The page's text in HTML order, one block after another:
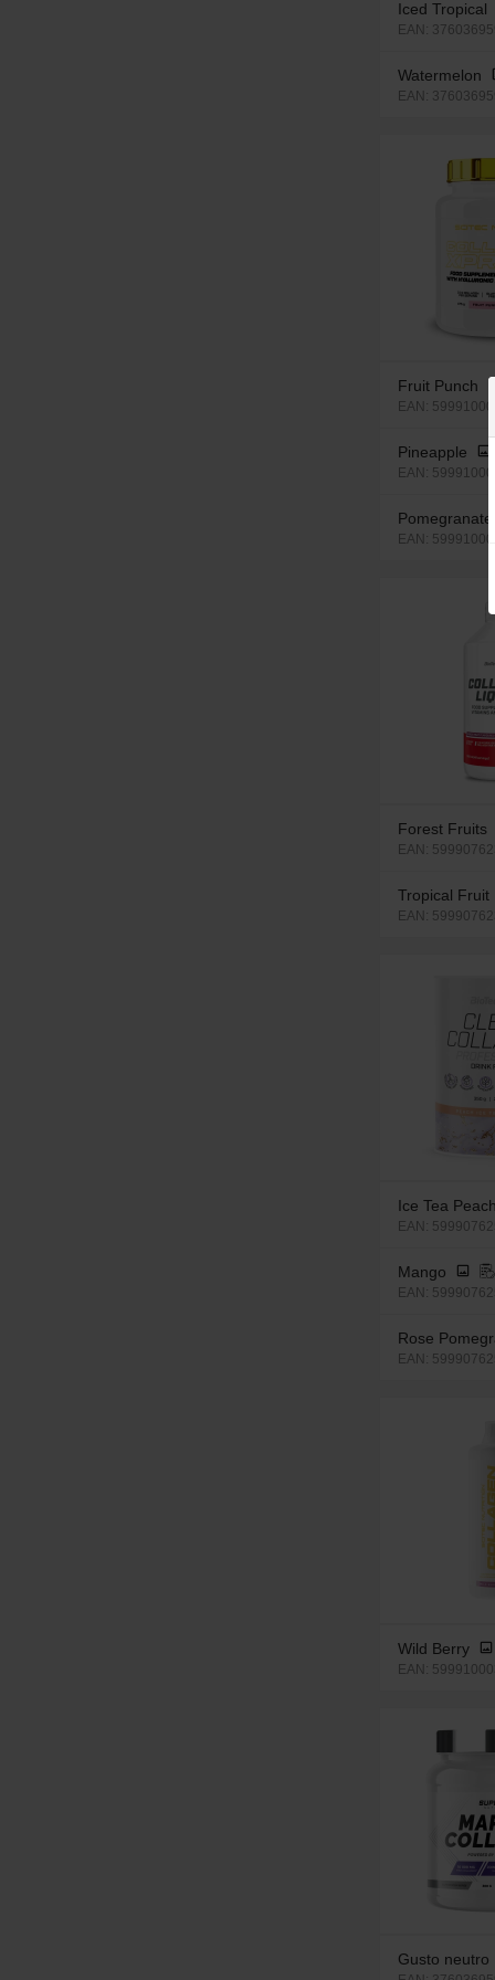
Iced Tropical
EAN:
Watermelon
EAN:
Fruit Punch
EAN:
Pineapple
EAN:
EAN:
Forest Fruits
EAN:
Tropical Fruit
EAN:
Ice Tea Peach
EAN:
Mango
EAN:
Rose
EAN:
Wild Berry
EAN:
Gusto neutro